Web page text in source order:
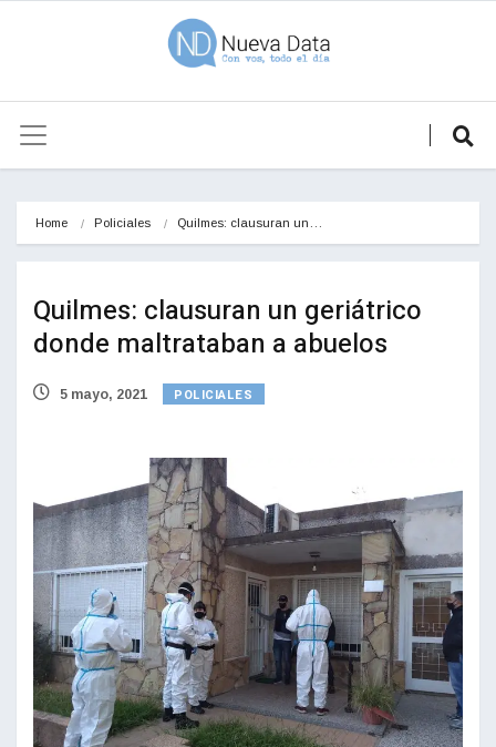
Home Policiales Quilmes: clausuran un…
Quilmes: clausuran un geriátrico
donde maltrataban a abuelos
5 mayo, 2021 POLICIALES